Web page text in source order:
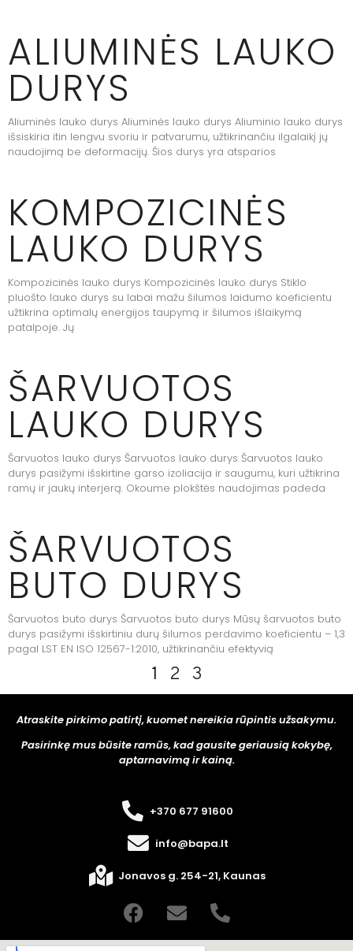
ALIUMINĖS LAUKO
DURYS
Aliuminės lauko durys Aliuminės lauko durys Aliuminio lauko durys
išsiskiria itin lengvu svoriu ir patvarumu, užtikrinančiu ilgalaikį jų
naudojimą be deformacijų. Šios durys yra atsparios
KOMPOZICINĖS
LAUKO DURYS
Kompozicinės lauko durys Kompozicinės lauko durys Stiklo
pluošto lauko durys su labai mažu šilumos laidumo koeficientu
užtikrina optimalų energijos taupymą ir šilumos išlaikymą
patalpoje. Jų
ŠARVUOTOS
LAUKO DURYS
Šarvuotos lauko durys Šarvuotos lauko durys Šarvuotos lauko
durys pasižymi išskirtine garso izoliacija ir saugumu, kuri užtikrina
ramų ir jaukų interjerą. Okoume plokštės naudojimas padeda
ŠARVUOTOS
BUTO DURYS
Šarvuotos buto durys Šarvuotos buto durys Mūsų šarvuotos buto
durys pasižymi išskirtiniu durų šilumos perdavimo koeficientu – 1,3
pagal LST EN ISO 12567-1:2010, užtikrinančiu efektyvią
1 2 3
Atraskite pirkimo patirtį, kuomet nereikia rūpintis užsakymu.
Pasirinkę mus būsite ramūs, kad gausite geriausią kokybę,
aptarnavimą ir kainą.
+370 677 91600
info@bapa.lt
Jonavos g. 254-21, Kaunas